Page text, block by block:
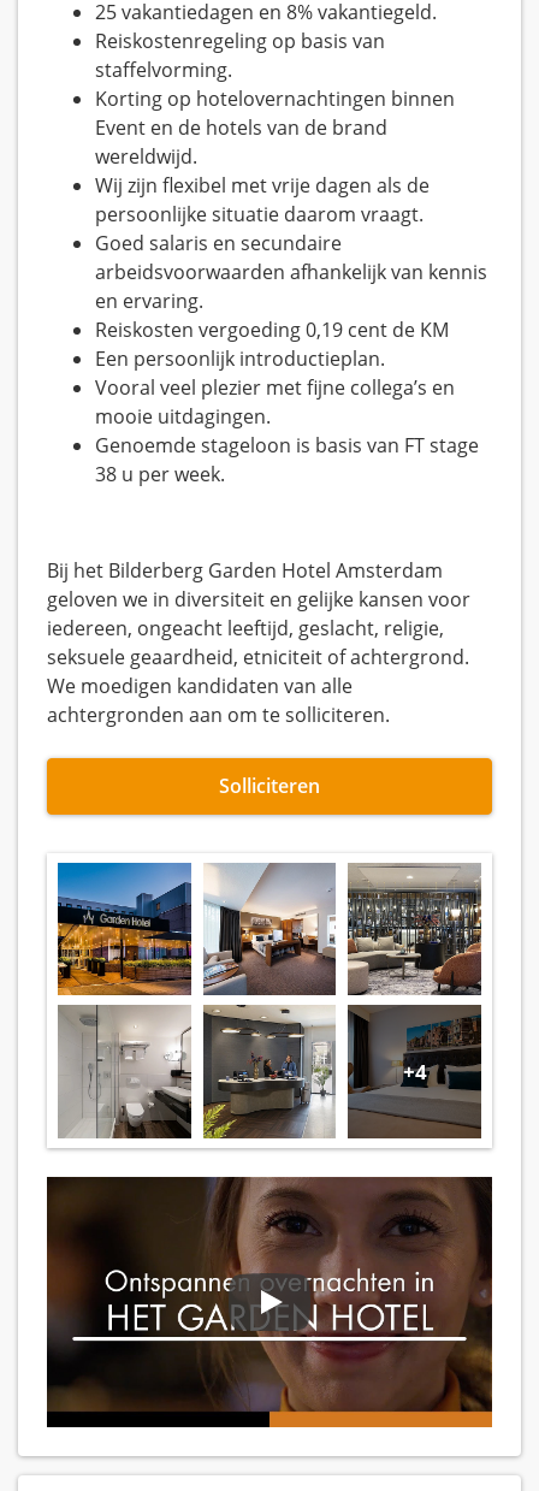
25 vakantiedagen en 8% vakantiegeld.
Reiskostenregeling op basis van
staffelvorming.
Korting op hotelovernachtingen binnen
Event en de hotels van de brand
wereldwijd.
Wij zijn flexibel met vrije dagen als de
persoonlijke situatie daarom vraagt.
Goed salaris en secundaire
arbeidsvoorwaarden afhankelijk van kennis
en ervaring.
Reiskosten vergoeding 0,19 cent de KM
Een persoonlijk introductieplan.
Vooral veel plezier met fijne collega’s en
mooie uitdagingen.
Genoemde stageloon is basis van FT stage
38 u per week.
Bij het Bilderberg Garden Hotel Amsterdam
geloven we in diversiteit en gelijke kansen voor
iedereen, ongeacht leeftijd, geslacht, religie,
seksuele geaardheid, etniciteit of achtergrond.
We moedigen kandidaten van alle
achtergronden aan om te solliciteren.
Solliciteren
+4